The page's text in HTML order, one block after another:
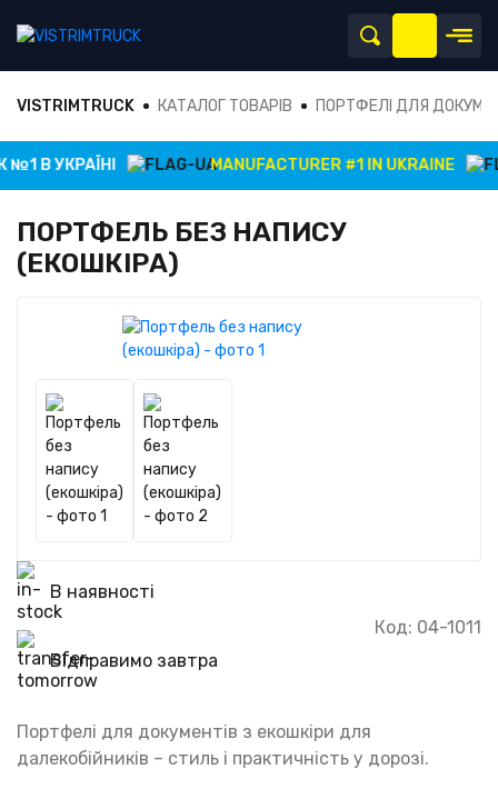
VISTRIMTRUCK КАТАЛОГ ТОВАРІВ ПОРТФЕЛІ ДЛЯ
В УКРАЇНІ MANUFACTURER #1 IN UKRAINE
ПОРТФЕЛЬ БЕЗ НАПИСУ
(ЕКОШКІРА)
В наявності
Відправимо завтра
Код: 04-1011
Портфелі для документів з екошкіри для
далекобійників – стиль і практичність у дорозі.